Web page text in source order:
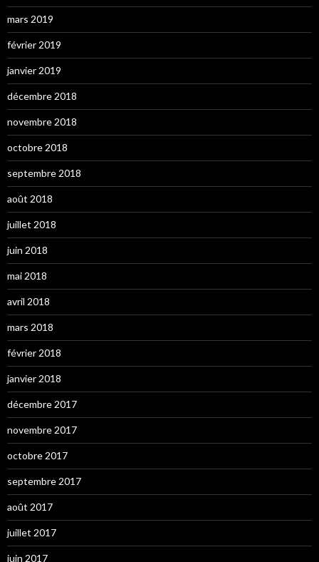
mars 2019
février 2019
janvier 2019
décembre 2018
novembre 2018
octobre 2018
septembre 2018
août 2018
juillet 2018
juin 2018
mai 2018
avril 2018
mars 2018
février 2018
janvier 2018
décembre 2017
novembre 2017
octobre 2017
septembre 2017
août 2017
juillet 2017
juin 2017